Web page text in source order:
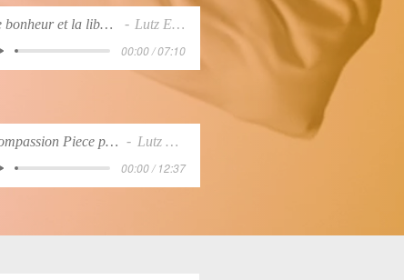
Le bonheur et la liberté.MP3
Lutz EternA
00:00 / 07:10
Compassion Piece pour Piano
Lutz EternA
00:00 / 12:37